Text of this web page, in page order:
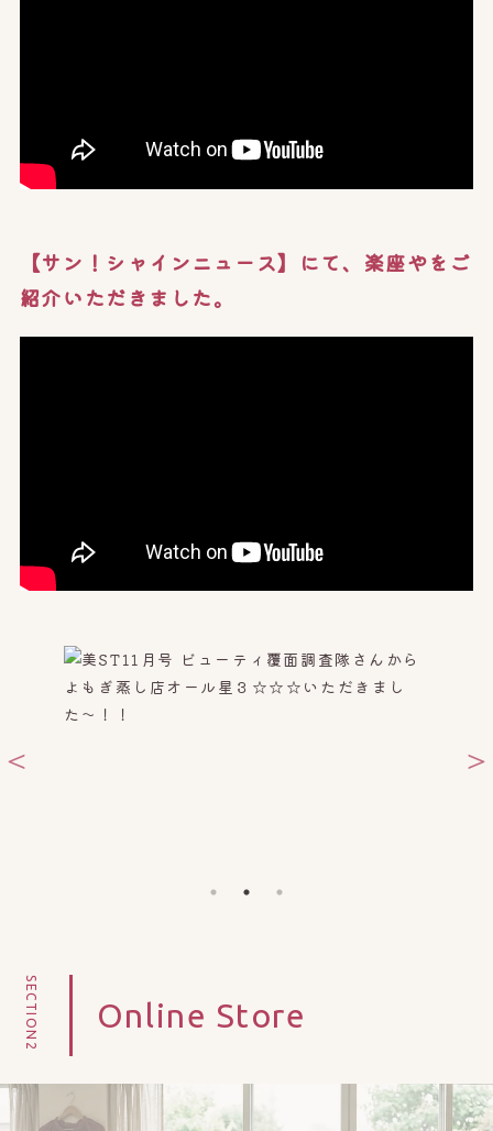
【サン！シャインニュース】にて、楽座やをご
紹介いただきました。
Online Store
SECTION2